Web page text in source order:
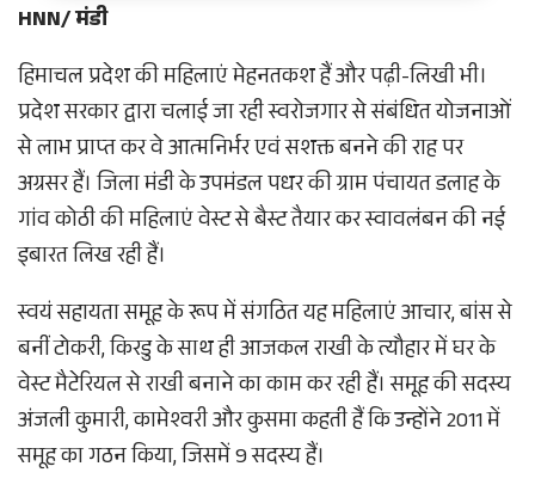
HNN/ मंडी
हिमाचल प्रदेश की महिलाएं मेहनतकश हैं और पढ़ी-लिखी भी।
प्रदेश सरकार द्वारा चलाई जा रही स्वरोजगार से संबंधित योजनाओं
से लाभ प्राप्त कर वे आत्मनिर्भर एवं सशक्त बनने की राह पर
अग्रसर हैं। जिला मंडी के उपमंडल पधर की ग्राम पंचायत डलाह के
गांव कोठी की महिलाएं वेस्ट से बैस्ट तैयार कर स्वावलंबन की नई
इबारत लिख रही हैं।
स्वयं सहायता समूह के रूप में संगठित यह महिलाएं आचार, बांस से
बनीं टोकरी, किरडु के साथ ही आजकल राखी के त्यौहार में घर के
वेस्ट मैटेरियल से राखी बनाने का काम कर रही हैं। समूह की सदस्य
अंजली कुमारी, कामेश्वरी और कुसमा कहती हैं कि उन्होंने 2011 में
समूह का गठन किया, जिसमें 9 सदस्य हैं।